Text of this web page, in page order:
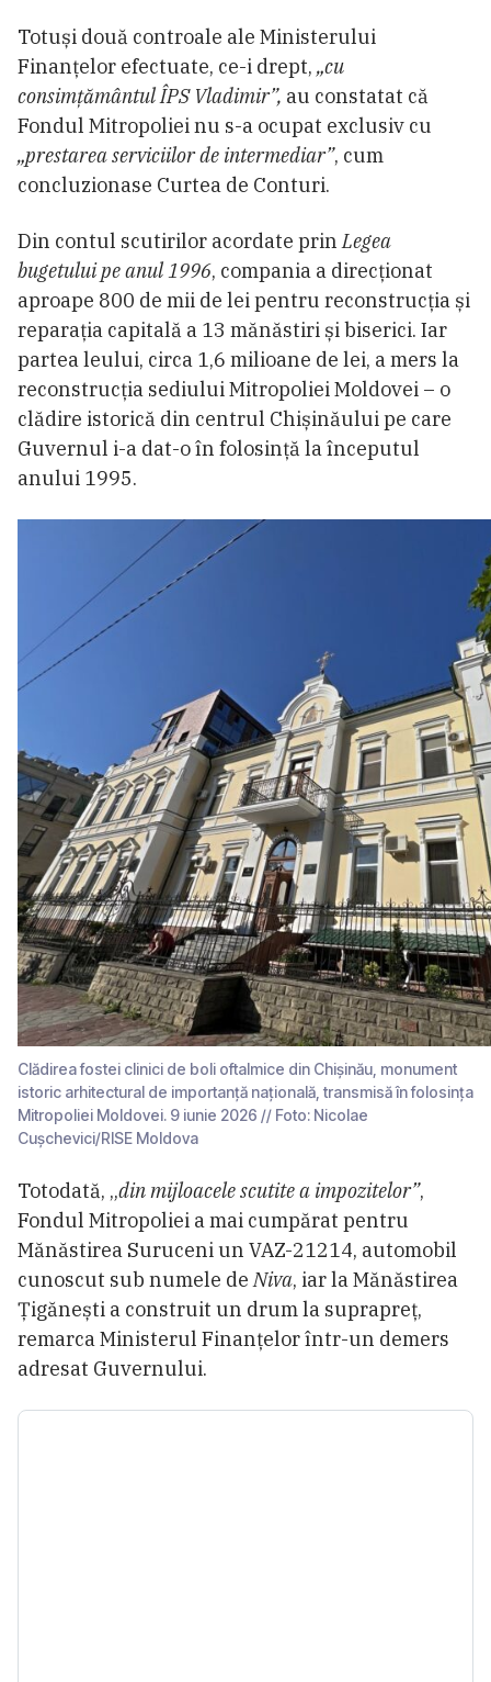
Totuși două controale ale Ministerului
Finanțelor efectuate, ce-i drept, „cu
consimțământul ÎPS Vladimir”, au constatat că
Fondul Mitropoliei nu s-a ocupat exclusiv cu
„prestarea serviciilor de intermediar”, cum
concluzionase Curtea de Conturi.
Din contul scutirilor acordate prinLegea
bugetului pe anul 1996, compania a direcționat
aproape 800 de mii de lei pentru reconstrucția și
reparația capitală a 13 mănăstiri și biserici. Iar
partea leului, circa 1,6 milioane de lei, a mers la
reconstrucția sediului Mitropoliei Moldovei – o
clădire istorică din centrul Chișinăului pe care
Guvernul i-a dat-o în folosință la începutul
anului 1995.
Clădirea fostei clinici de boli oftalmice din Chișinău, monument
istoric arhitectural de importanță națională, transmisă în folosința
Mitropoliei Moldovei. 9 iunie 2026 // Foto: Nicolae
Cușchevici/RISE Moldova
Totodată, „din mijloacele scutite a impozitelor”,
Fondul Mitropoliei a mai cumpărat pentru
Mănăstirea Suruceni un VAZ-21214, automobil
cunoscut sub numele deNiva, iar la Mănăstirea
Țigănești a construit un drum la suprapreț,
remarca Ministerul Finanțelor într-un demers
adresat Guvernului.